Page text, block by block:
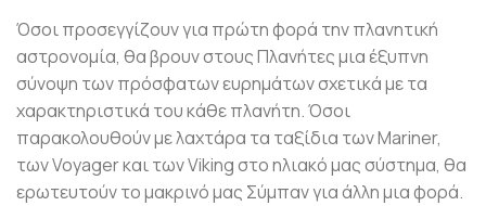
Όσοι προσεγγίζουν για πρώτη φορά την πλανητική
αστρονομία, θα βρουν στους Πλανήτες μια έξυπνη
σύνοψη των πρόσφατων ευρημάτων σχετικά με τα
χαρακτηριστικά του κάθε πλανήτη. Όσοι
παρακολουθούν με λαχτάρα τα ταξίδια των Mariner,
των Voyager και των Viking στο ηλιακό μας σύστημα, θα
ερωτευτούν το μακρινό μας Σύμπαν για άλλη μια φορά.